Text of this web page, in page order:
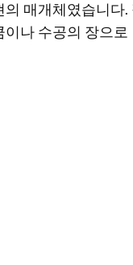
매개체였습니
나 수공의 장으로